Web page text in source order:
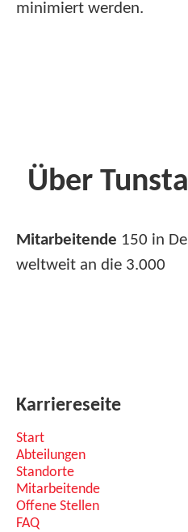
minimiert werden.
Über
Mitarbeitende 150 in
weltweit an die 3.000
Karriereseite
Start
Abteilungen
Standorte
Mitarbeitende
Offene Stellen
FAQ